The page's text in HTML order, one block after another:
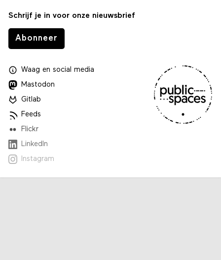
Schrijf je in voor onze nieuwsbrief
Abonneer
Waagen social media
Mastodon
Gitlab
Feeds
Flickr
LinkedIn
Instagram